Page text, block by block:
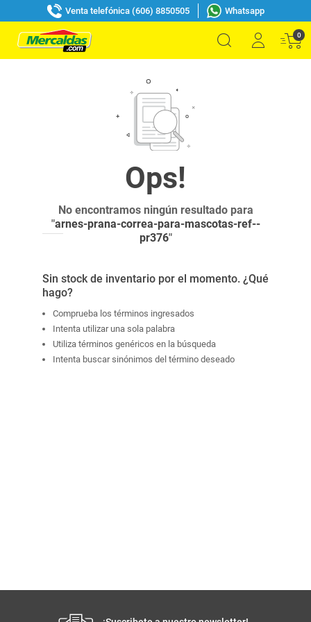
Venta telefónica (606) 8850505 Whatsapp
0
No encontramos ningún resultado para
"arnes-prana-correa-para-mascotas-ref--
pr376"
Sin stock de inventario por el momento. ¿Qué
hago?
Comprueba los términos ingresados
Intenta utilizar una sola palabra
Utiliza términos genéricos en la búsqueda
Intenta buscar sinónimos del término deseado